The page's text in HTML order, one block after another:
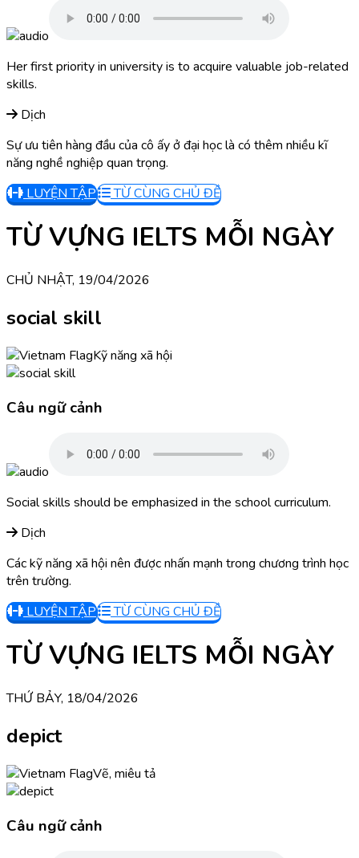
Her first priority in university is to acquire valuable job-related
skills.
Dịch
Sự ưu tiên hàng đầu của cô ấy ở đại học là có thêm nhiều kĩ
năng nghề nghiệp quan trọng.
LUYỆN TẬP
TỪ CÙNG CHỦ ĐỀ
TỪ VỰNG IELTS MỖI NGÀY
CHỦ NHẬT, 19/04/2026
social skill
Kỹ năng xã hội
Câu ngữ cảnh
Social skills should be emphasized in the school curriculum.
Dịch
Các kỹ năng xã hội nên được nhấn mạnh trong chương trình học
trên trường.
LUYỆN TẬP
TỪ CÙNG CHỦ ĐỀ
TỪ VỰNG IELTS MỖI NGÀY
THỨ BẢY, 18/04/2026
depict
Vẽ, miêu tả
Câu ngữ cảnh